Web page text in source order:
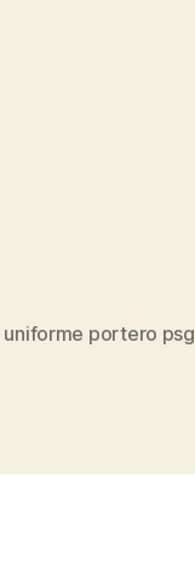
uniforme portero psg